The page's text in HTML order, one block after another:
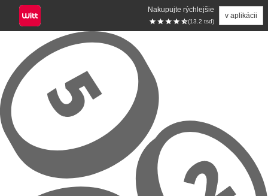
Nakupujte rýchlejšie
(13.2 tsd)
v aplikácii
Prejsť na hlavný obsah